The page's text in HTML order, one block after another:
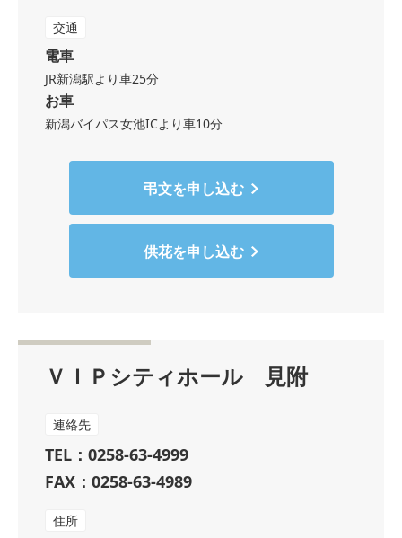
交通
電車
JR新潟駅より車25分
お車
新潟バイパス女池ICより車10分
弔文を申し込む
供花を申し込む
ＶＩＰシティホール 見附
連絡先
TEL：0258-63-4999
FAX：0258-63-4989
住所